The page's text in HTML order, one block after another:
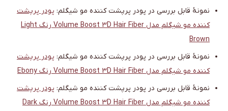
نمونهٔ قابل بررسی در پودر پرپشت کننده مو شیگلم: پودر پرپشت
کننده مو شیگلم مدل Volume Boost 3D Hair Fiber رنگ Light
Brown
نمونهٔ قابل بررسی در پودر پرپشت کننده مو شیگلم: پودر پرپشت
کننده مو شیگلم مدل Volume Boost 3D Hair Fiber رنگ Ebony
نمونهٔ قابل بررسی در پودر پرپشت کننده مو شیگلم: پودر پرپشت
کننده مو شیگلم مدل Volume Boost 3D Hair Fiber رنگ Dark